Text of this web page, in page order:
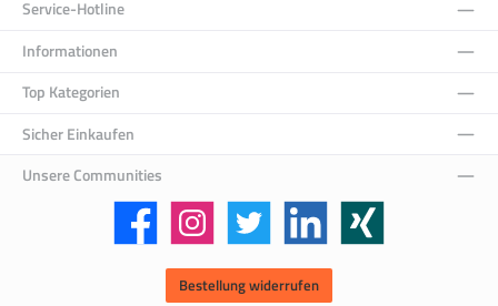
Service-Hotline
Informationen
Top Kategorien
Sicher Einkaufen
Unsere Communities
Facebook Instagram Twitter LinkedIn Xing
Bestellung widerrufen